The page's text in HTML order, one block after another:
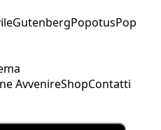
GutenbergPopotusPop
AvvenireShopContatti